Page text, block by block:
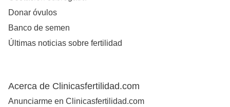
Donar óvulos
Banco de semen
Últimas noticias sobre fertilidad
Acerca de Clinicasfertilidad.com
Anunciarme en Clinicasfertilidad.com